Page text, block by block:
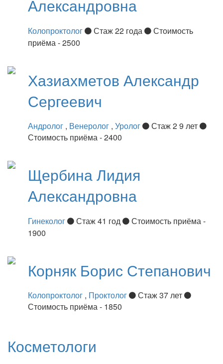
Александровна
Колопроктолог Стаж 22 года
Стоимость
приёма - 2500
Хазиахметов Александр
Сергеевич
Андролог , Венеролог , Уролог
Стаж 2 9 лет
Стоимость приёма - 2400
ЩербинаЛидия
Александровна
Гинеколог Стаж 41 год
Стоимость приёма -
1900
Корняк Борис Степанович
Колопроктолог , Проктолог
Стаж 37 лет
Стоимость приёма - 1850
Косметологи